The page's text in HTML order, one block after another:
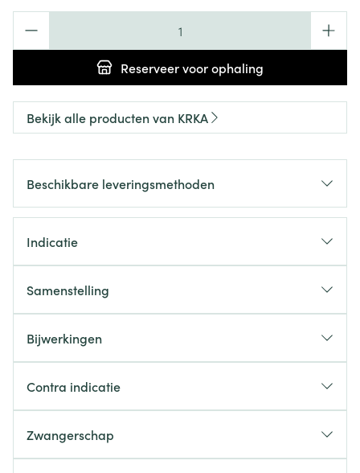
Reserveervoor ophaling
Bekijk alle producten van KRKA
Beschikbare leveringsmethoden
Indicatie
Samenstelling
Bijwerkingen
Contra indicatie
Zwangerschap